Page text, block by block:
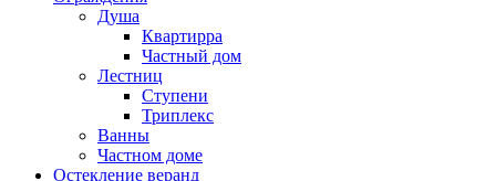
Душа
Квартирра
Частный дом
Лестниц
Ступени
Триплекс
Ванны
Частном доме
Остекление веранд